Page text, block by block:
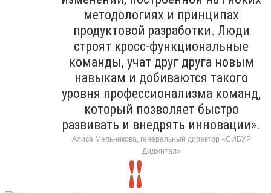
методологиях и принципах
продуктовой разработки. Люди
строят кросс-функциональные
команды, учат друг друга новым
навыкам и добиваются такого
уровня профессионализма команд,
который позволяет быстро
развивать и внедрять инновации».
Алиса Мельникова, генеральный директор «СИБУР
Диджитал»